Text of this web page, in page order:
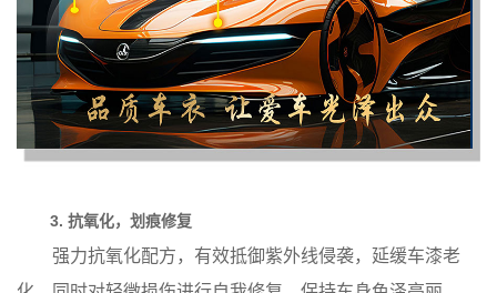
3. 抗氧化，划痕修复
强力抗氧化配方，有效抵御紫外线侵袭，延缓车漆老